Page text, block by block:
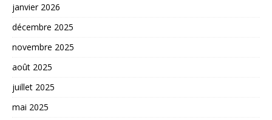
janvier 2026
décembre 2025
novembre 2025
août 2025
juillet 2025
mai 2025